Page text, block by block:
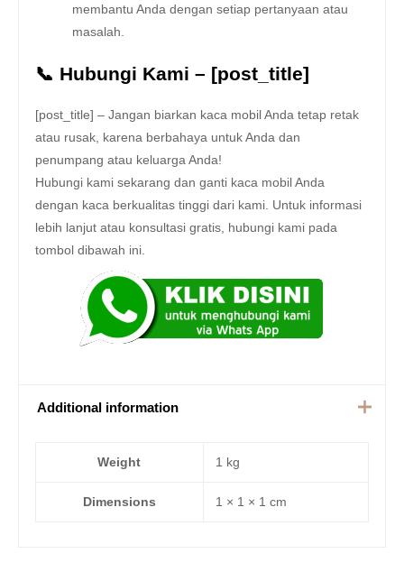
membantu Anda dengan setiap pertanyaan atau
masalah.
📞 Hubungi Kami – [post_title]
[post_title] – Jangan biarkan kaca mobil Anda tetap retak
atau rusak, karena berbahaya untuk Anda dan
penumpang atau keluarga Anda!
Hubungi kami sekarang dan ganti kaca mobil Anda
dengan kaca berkualitas tinggi dari kami. Untuk informasi
lebih lanjut atau konsultasi gratis, hubungi kami pada
tombol dibawah ini.
Additional information
Weight 1 kg
Dimensions 1 × 1 × 1 cm